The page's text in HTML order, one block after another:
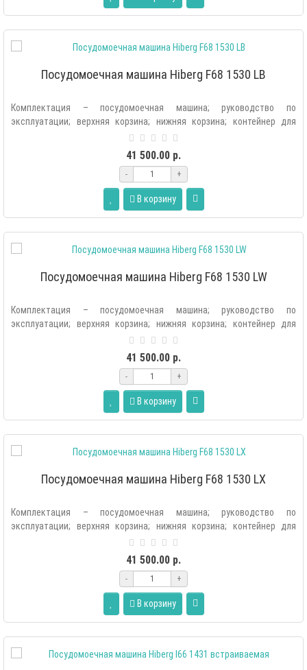
Посудомоечная машина Hiberg F68 1530 LB
Комплектация – посудомоечная машина; руководство по
эксплуатации; верхняя корзина; нижняя корзина; контейнер для
41 500.00 р.
- +
В корзину
Посудомоечная машина Hiberg F68 1530 LW
Комплектация – посудомоечная машина; руководство по
эксплуатации; верхняя корзина; нижняя корзина; контейнер для
41 500.00 р.
- +
В корзину
Посудомоечная машина Hiberg F68 1530 LX
Комплектация – посудомоечная машина; руководство по
эксплуатации; верхняя корзина; нижняя корзина; контейнер для
41 500.00 р.
- +
В корзину